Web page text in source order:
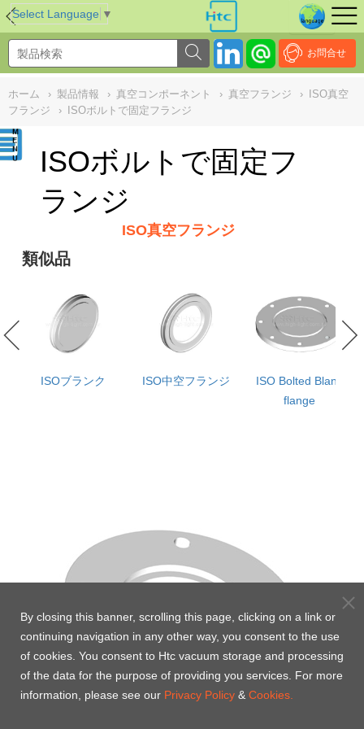
Select Language ▼
お問合せ
ホーム › 製品情報 › 真空コンポーネント › 真空フランジ ›
ISO真空
フランジ
› ISOボルトで固定フランジ
ISOボルトで固定フ
ランジ
ISO真空フランジ
類似品
ISOブランク ISO中空フランジ
ISO Bolted Blank
flange
NULL
By closing this banner, scrolling this page, clicking on a link or
continuing navigation in any other way, you consent to the use
of cookies. You consent to Htc vacuum storage and processing
of the data for the purpose of providing you services. For more
information, please see our Privacy Policy & Cookies.
//